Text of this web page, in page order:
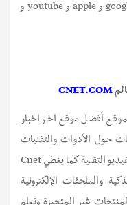
التكنولوجيا في العالم وشبكة الويب مثل google و apple و youtube و
CNET.COM
أفضل موقع اخر اخبار
حول الأدوات والتقنيات
والمراجعات على الهواتف الذكية ومقاطع الفيديو التقنية كما يغطي Cnet
والملحقات الإلكترونية